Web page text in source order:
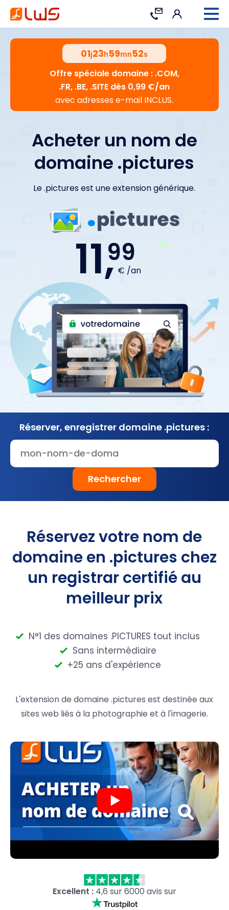
Contact Connexion
01j23h59mn51s
Offre spéciale domaine : .COM,
.FR, .BE, .SITE dès 0,99 €/an
avec adresses e-mail INCLUS.
Acheter un nom de
domaine .pictures
Le .pictures est une extension générique.
11,99
€ /an
Réserver, enregistrer domaine .pictures :
Rechercher
Réservez votre nom de
domaine en .pictures chez
un registrar certifié au
meilleur prix
N°1 des domaines .PICTURES tout inclus
Sans intermédiaire
+25 ans d'expérience
L'extension de domaine .pictures est destinée aux
sites web liés à la photographie et à l'imagerie.
Excellent :4,6 sur 6000 avis sur